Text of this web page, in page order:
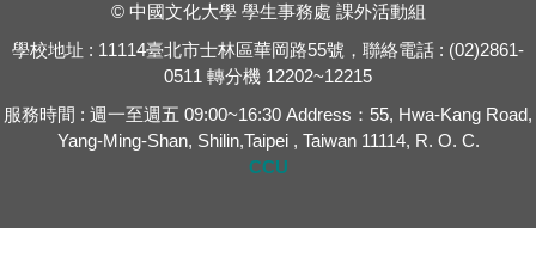
© 中國文化大學 學生事務處 課外活動組
學校地址 : 11114臺北市士林區華岡路55號，聯絡電話 : (02)2861-
0511 轉分機 12202~12215
服務時間 : 週一至週五 09:00~16:30 Address：55, Hwa-Kang Road,
Yang-Ming-Shan, Shilin,Taipei , Taiwan 11114, R. O. C.
CCU